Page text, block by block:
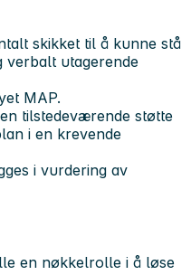
skikket til å kunne stå
verbalt utagerende
MAP.
tilstedeværende støtte
i en krevende
i vurdering av
en nøkkelrolle i å løse